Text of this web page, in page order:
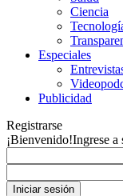
Ciencia
Especiales
Publicidad
Registrarse
¡Bienvenido!Ingrese a